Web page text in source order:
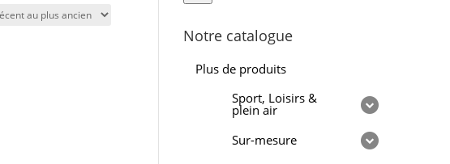
Notre catalogue
Plus de produits
Sport, Loisirs &
plein air
Sur-mesure